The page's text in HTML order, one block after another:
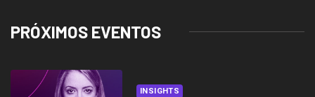
PRÓXIMOS EVENTOS
INSIGHTS